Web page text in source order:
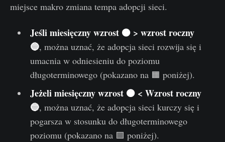
miejsce makro zmiana tempa adopcji sieci.
Jeśli miesięczny wzrost 🟠 > wzrost roczny
🔵, można uznać, że adopcja sieci rozwija się i
umacnia w odniesieniu do poziomu
długoterminowego (pokazano na 🟧 poniżej).
Jeżeli miesięczny wzrost 🟠 < Wzrost roczny
🔵, można uznać, że adopcja sieci kurczy się i
pogarsza w stosunku do długoterminowego
poziomu (pokazano na 🟪 poniżej).